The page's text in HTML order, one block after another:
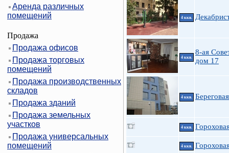
Аренда различных
помещений
Продажа
Продажа офисов
Продажа торговых
помещений
Продажа производственных
складов
Продажа зданий
Продажа земельных
участков
Продажа универсальных
помещений
4 ккв.
4 ккв.
8-ая
дом 17
4 ккв.
4 ккв.
4 ккв.